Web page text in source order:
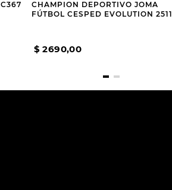
CHAMPION DEPORTIVO JOMA
FÚTBOL CESPED EVOLUTION 2511
$ 2690,00